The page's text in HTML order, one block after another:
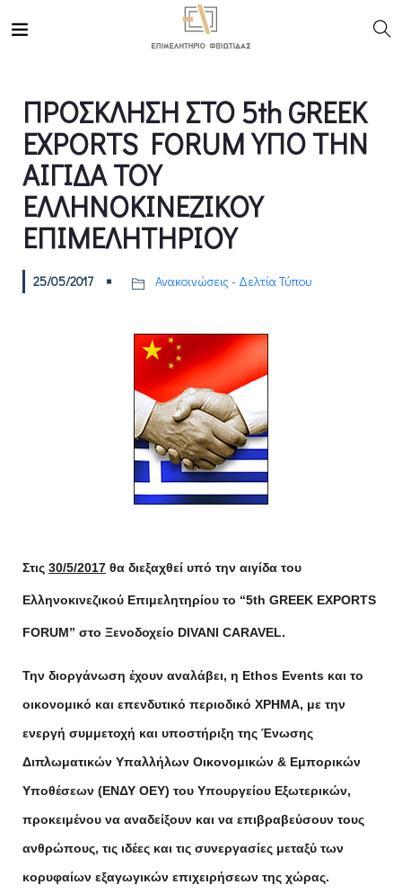
ΠΡΟΣΚΛΗΣΗ ΣΤΟ 5th GREEK
EXPORTS FORUM ΥΠΟ ΤΗΝ
ΑΙΓΙΔΑ ΤΟΥ
ΕΛΛΗΝΟΚΙΝΕΖΙΚΟΥ
ΕΠΙΜΕΛΗΤΗΡΙΟΥ
25/05/2017 Ανακοινώσεις - Δελτία Τύπου
Στις 30/5/2017 θα διεξαχθεί υπό την αιγίδα του
Ελληνοκινεζικού Επιμελητηρίου το “5th GREEK EXPORTS
FORUM” στο Ξενοδοχείο DIVANI CARAVEL.
Την διοργάνωση έχουν αναλάβει, η Ethos Events και το
οικονομικό και επενδυτικό περιοδικό ΧΡΗΜΑ, με την
ενεργή συμμετοχή και υποστήριξη της Ένωσης
Διπλωματικών Υπαλλήλων Οικονομικών & Εμπορικών
Υποθέσεων (ΕΝΔΥ ΟΕΥ) του Υπουργείου Εξωτερικών,
προκειμένου να αναδείξουν και να επιβραβεύσουν τους
ανθρώπους, τις ιδέες και τις συνεργασίες μεταξύ των
κορυφαίων εξαγωγικών επιχειρήσεων της χώρας.